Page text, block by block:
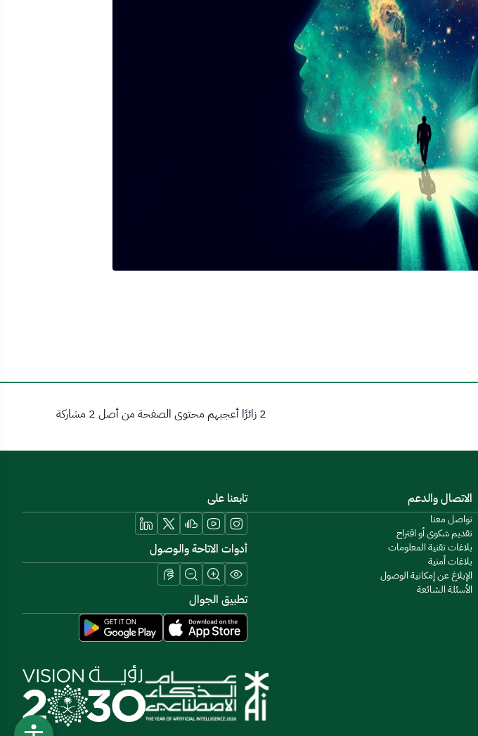
2 زائرًا أعجبهم محتوى الصفحة من أصل 2 مشاركة
الاتصال والدعم
تواصل معنا
تقديم شكوى أو اقتراح
بلاغات تقنية المعلومات
بلاغات أمنية
الإبلاغ عن إمكانية الوصول
الأسئلة الشائعة
تابعنا على
أدوات الاتاحة والوصول
تطبيق الجوال